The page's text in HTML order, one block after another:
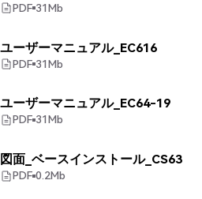
PDF 31Mb
ユーザーマニュアル_EC616
PDF 31Mb
ユーザーマニュアル_EC64-19
PDF 31Mb
図面_ベースインストール_CS63
PDF 0.2Mb